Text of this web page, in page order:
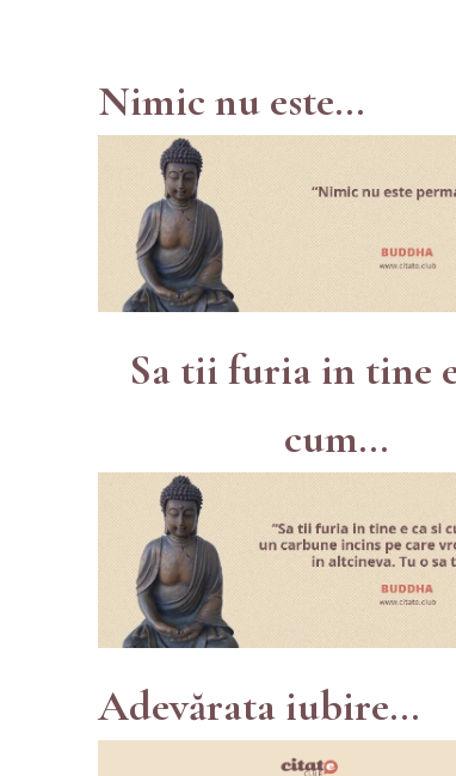
Nimic nu este...
Sa tii furia in tine
cum...
Adevărata iubire...